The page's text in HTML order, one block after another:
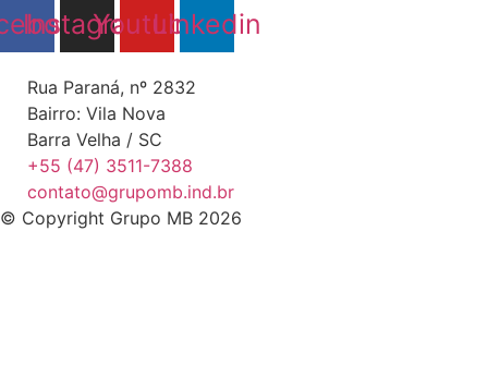
Instagram
YoutubeLinkedin
Rua Paraná, nº 2832
Bairro: Vila Nova
Barra Velha / SC
+55 (47) 3511-7388
contato@grupomb.ind.br
© Copyright Grupo MB 2026